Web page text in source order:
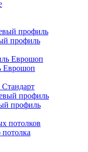
профиль
Еврошоп
профиль